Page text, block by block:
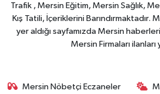
Trafik , Mersin Eğitim, Mersin Sağlık,
Kış Tatili, İçeriklerini Barındırmaktadır.
yer aldığı sayfamızda Mersin
Mersin Firmaları ilanları
Mersin Nöbetçi Eczaneler